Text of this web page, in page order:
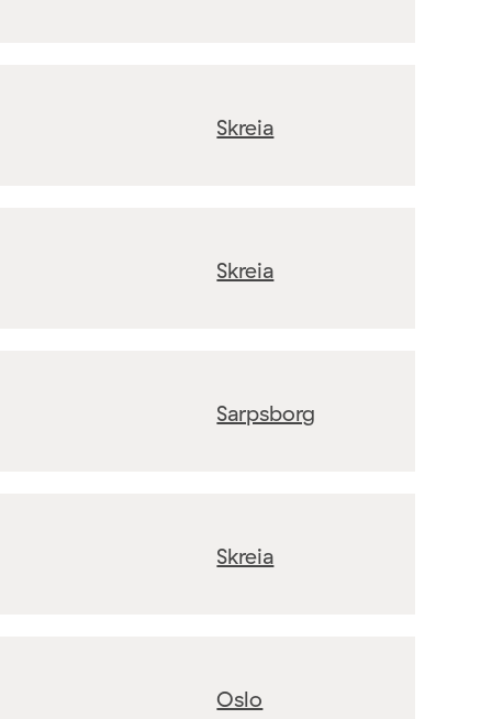
Skreia
Skreia
Sarpsborg
Skreia
Oslo